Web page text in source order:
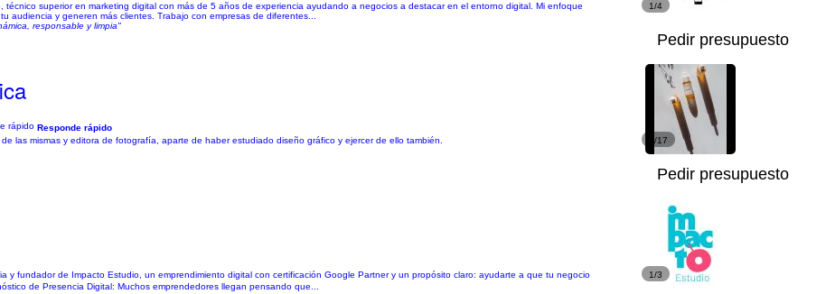
superior en marketing digital con más de 5 años de experiencia ayudando a negocios a destacar en el entorno digital. Mi enfoque
y generen más clientes. Trabajo con empresas de diferentes...
responsable y limpia"
1/4
Pedir presupuesto
Responde rápido
las mismas y editora de fotografía, aparte de haber estudiado diseño gráfico y ejercer de ello también.
1/17
Pedir presupuesto
fundador de Impacto Estudio, un emprendimiento digital con certificación Google Partner y un propósito claro: ayudarte a que tu negocio
de Presencia Digital: Muchos emprendedores llegan pensando que...
1/3